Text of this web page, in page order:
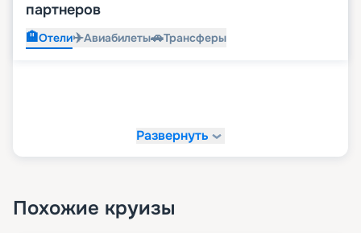
партнеров
🏨Отели✈️Авиабилеты🚗Трансферы
Развернуть
Похожие круизы